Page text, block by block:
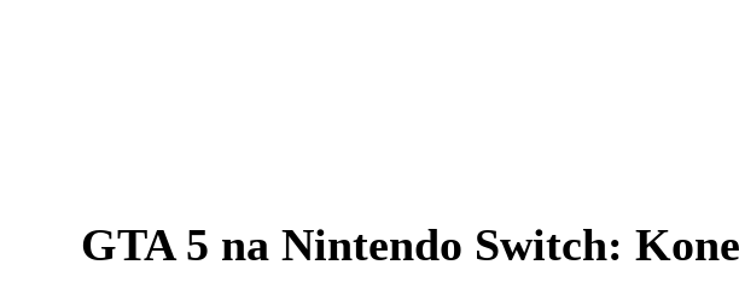
GTA 5 na Nintendo Switch: